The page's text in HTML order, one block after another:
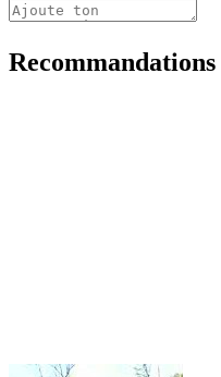
Recommandations